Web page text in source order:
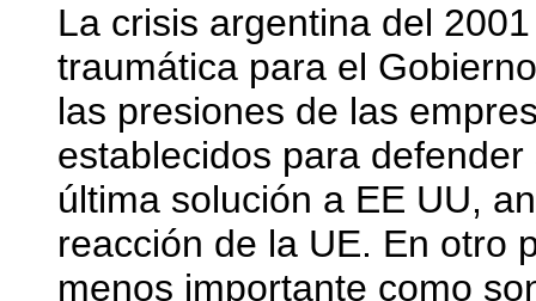
La crisis argentina del
traumática para el
las presiones de las
establecidos para
última solución a EE UU,
reacción de la UE. En otro
menos importante como